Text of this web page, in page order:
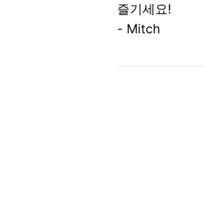
즐기세요!
- Mitch